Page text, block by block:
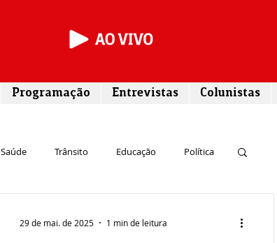
Programação Entrevistas Colunistas
Saúde Trânsito Educação Política
29 de mai. de 2025 1 min de leitura